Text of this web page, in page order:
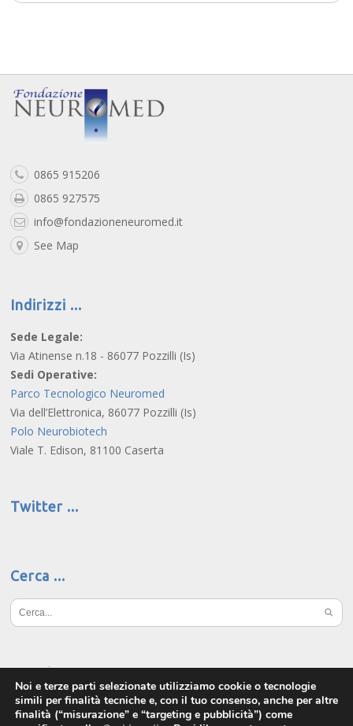
0865 915206
0865 927575
info@fondazioneneuromed.it
See Map
Indirizzi
Sede Legale:
Via Atinense n.18 - 86077 Pozzilli (Is)
Sedi Operative:
Parco Tecnologico Neuromed
Via dell’Elettronica, 86077 Pozzilli (Is)
Polo Neurobiotech
Viale T. Edison, 81100 Caserta
Twitter
Cerca
Social
Noi e terze parti selezionate utilizziamo cookie o tecnologie
simili per finalità tecniche e, con il tuo consenso, anche per altre
finalità (“misurazione” e “targeting e pubblicità”) come